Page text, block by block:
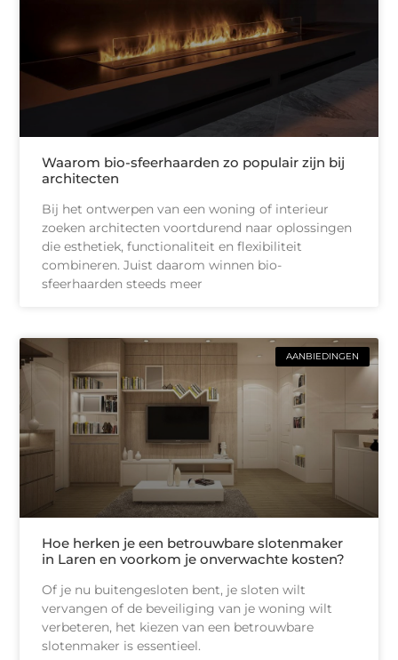
Waarom bio-sfeerhaarden zo populair zijn bij
architecten
Bij het ontwerpen van een woning of interieur
zoeken architecten voortdurend naar oplossingen
die esthetiek, functionaliteit en flexibiliteit
combineren. Juist daarom winnen bio-
sfeerhaarden steeds meer
AANBIEDINGEN
Hoe herken je een betrouwbare slotenmaker
in Laren en voorkom je onverwachte kosten?
Of je nu buitengesloten bent, je sloten wilt
vervangen of de beveiliging van je woning wilt
verbeteren, het kiezen van een betrouwbare
slotenmaker is essentieel.